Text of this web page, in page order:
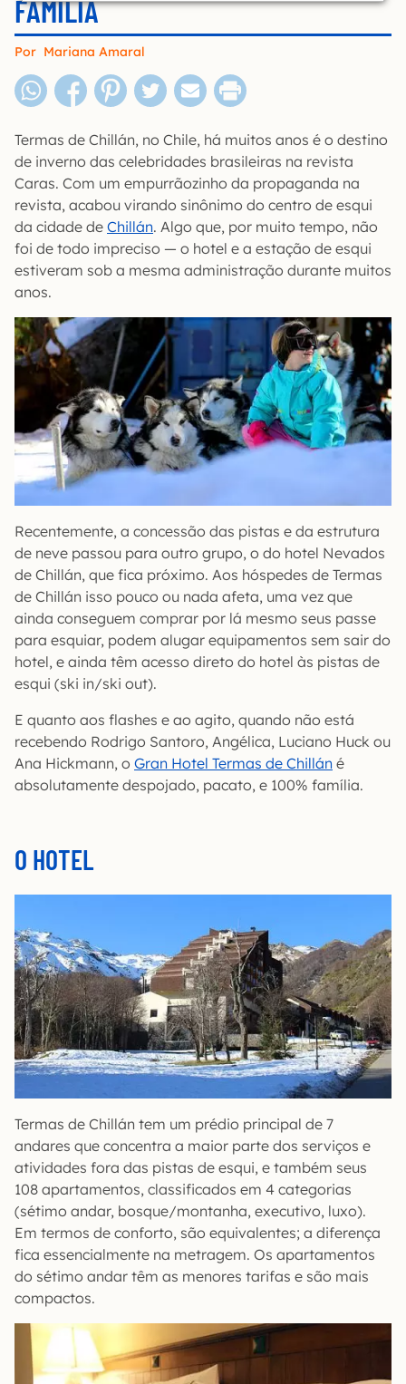
FAMÍLIA
Por Mariana Amaral
Termas de Chillán, no Chile, há muitos anos é o destino
de inverno das celebridades brasileiras na revista
Caras. Com um empurrãozinho da propaganda na
revista, acabou virando sinônimo do centro de esqui
da cidade de Chillán. Algo que, por muito tempo, não
foi de todo impreciso — o hotel e a estação de esqui
estiveram sob a mesma administração durante muitos
anos.
Recentemente, a concessão das pistas e da estrutura
de neve passou para outro grupo, o do hotel Nevados
de Chillán, que fica próximo. Aos hóspedes de Termas
de Chillán isso pouco ou nada afeta, uma vez que
ainda conseguem comprar por lá mesmo seus passe
para esquiar, podem alugar equipamentos sem sair do
hotel, e ainda têm acesso direto do hotel às pistas de
esqui (ski in/ski out).
E quanto aos flashes e ao agito, quando não está
recebendo Rodrigo Santoro, Angélica, Luciano Huck ou
Ana Hickmann, o Gran Hotel Termas de Chillán é
absolutamente despojado, pacato, e 100% família.
O HOTEL
Termas de Chillán tem um prédio principal de 7
andares que concentra a maior parte dos serviços e
atividades fora das pistas de esqui, e também seus
108 apartamentos, classificados em 4 categorias
(sétimo andar, bosque/montanha, executivo, luxo).
Em termos de conforto, são equivalentes; a diferença
fica essencialmente na metragem. Os apartamentos
do sétimo andar têm as menores tarifas e são mais
compactos.